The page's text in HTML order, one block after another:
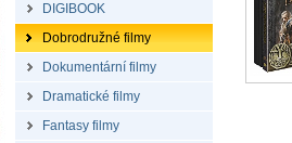
DIGIBOOK
Dobrodružné filmy
Dokumentární filmy
Dramatické filmy
Fantasy filmy